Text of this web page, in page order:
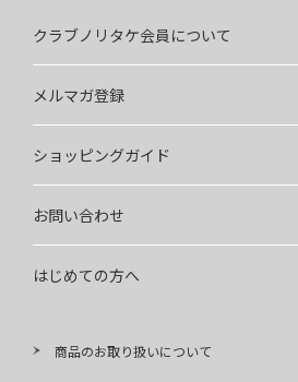
クラブノリタケ会員について
メルマガ登録
ショッピングガイド
お問い合わせ
はじめての方へ
商品のお取り扱いについて